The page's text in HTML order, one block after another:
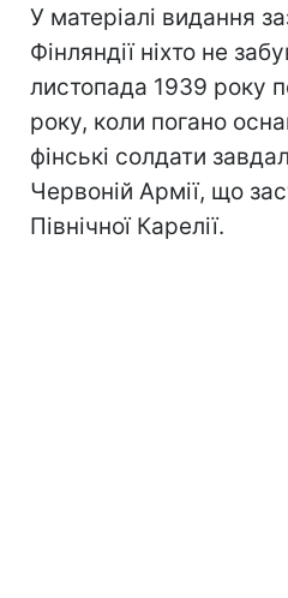
У матеріалі видання
Фінляндії ніхто не
листопада 1939 року
року, коли погано
фінські солдати
Червоній Армії, що
Північної Карелії.